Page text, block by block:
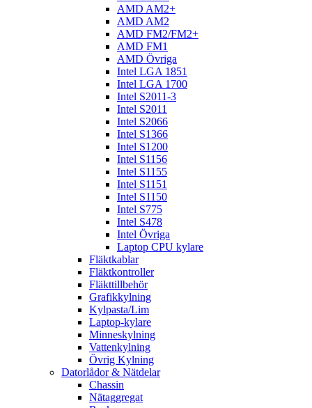
AMD AM2+
AMD AM2
AMD FM2/FM2+
AMD FM1
AMD Övriga
Intel LGA 1851
Intel LGA 1700
Intel S2011-3
Intel S2011
Intel S2066
Intel S1366
Intel S1200
Intel S1156
Intel S1155
Intel S1151
Intel S1150
Intel S775
Intel S478
Intel Övriga
Laptop CPU kylare
Fläktkablar
Fläktkontroller
Fläkttillbehör
Grafikkylning
Kylpasta/Lim
Laptop-kylare
Minneskylning
Vattenkylning
Övrig Kylning
Datorlådor & Nätdelar
Chassin
Nätaggregat